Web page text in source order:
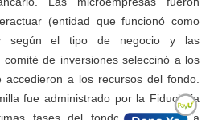
(entidad que funcionó como
según el tipo de negocio y las
comité de inversiones seleccinó a los
accedieron a los recursos del fondo.
fue administrado por la Fiduciaria